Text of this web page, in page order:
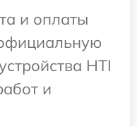
и оплаты
HTI
и